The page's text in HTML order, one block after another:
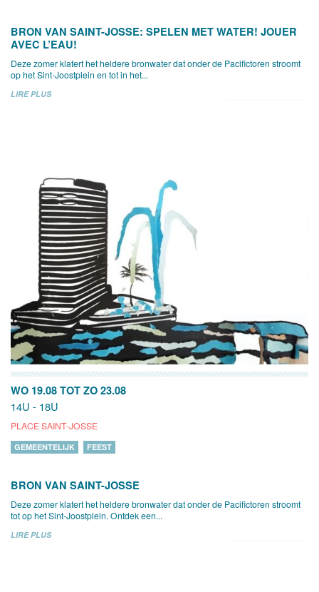
BRON VAN SAINT-JOSSE: SPELEN MET WATER! JOUER
AVEC L’EAU!
Deze zomer klatert het heldere bronwater dat onder de Pacifictoren stroomt
op het Sint-Joostplein en tot in het...
LIRE PLUS
WO 19.08 TOT ZO 23.08
14U - 18U
PLACE SAINT-JOSSE
GEMEENTELIJK FEEST
BRON VAN SAINT-JOSSE
Deze zomer klatert het heldere bronwater dat onder de Pacifictoren stroomt
tot op het Sint-Joostplein. Ontdek een...
LIRE PLUS